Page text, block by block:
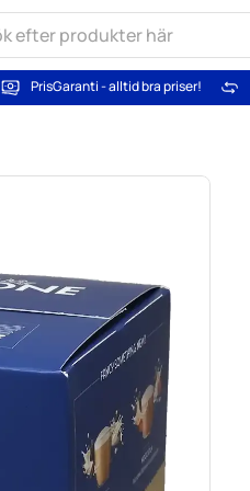
PrisGaranti - alltid bra priser!